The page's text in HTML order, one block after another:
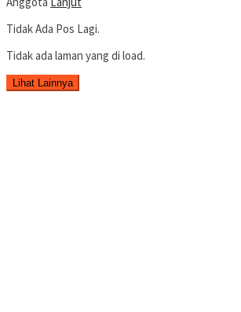
Tidak Ada Pos Lagi.
Tidak ada laman yang di load.
Lihat Lainnya